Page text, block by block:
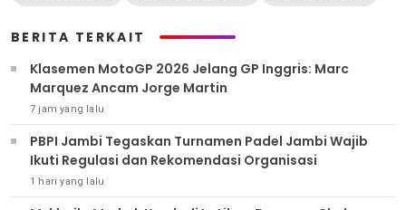
BERITA TERKAIT
Klasemen MotoGP 2026 Jelang GP Inggris: Marc
Marquez Ancam Jorge Martin
7 jam yang lalu
PBPI Jambi Tegaskan Turnamen Padel Jambi Wajib
Ikuti Regulasi dan Rekomendasi Organisasi
1 hari yang lalu